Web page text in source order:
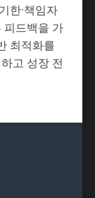
한·책임자
피드백을 가
최적화를
고 성장 전